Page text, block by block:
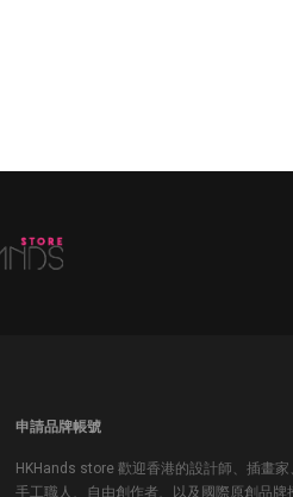
申請品牌帳號
HKHands store 歡迎香港的設計師、插畫家
手工職人、自由創作者、以及國際原創品牌